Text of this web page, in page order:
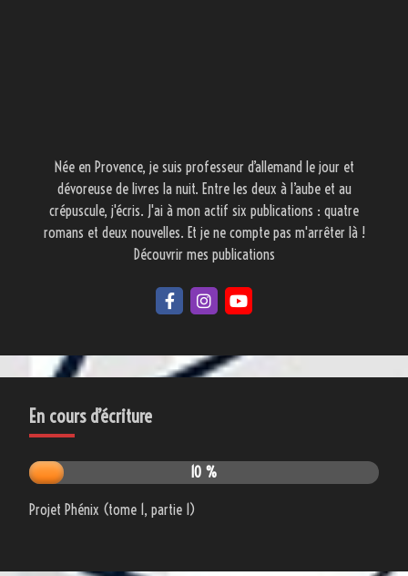
Née en Provence, je suis professeur d’allemand le jour et
dévoreuse de livres la nuit. Entre les deux à l’aube et au
crépuscule, j'écris. J'ai à mon actif six publications : quatre
romans et deux nouvelles. Et je ne compte pas m'arrêter là !
Découvrir mes publications
En cours d’écriture
10 %
Projet Phénix (tome 1, partie 1)